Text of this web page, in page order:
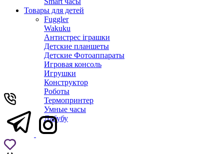
Товары для детей
Fuggler
Wakuku
Антистрес іграшки
Детские планшеты
Детские Фотоаппараты
Игровая консоль
Игрушки
Конструктор
Роботы
Термопринтер
Умные часы
Лабубу